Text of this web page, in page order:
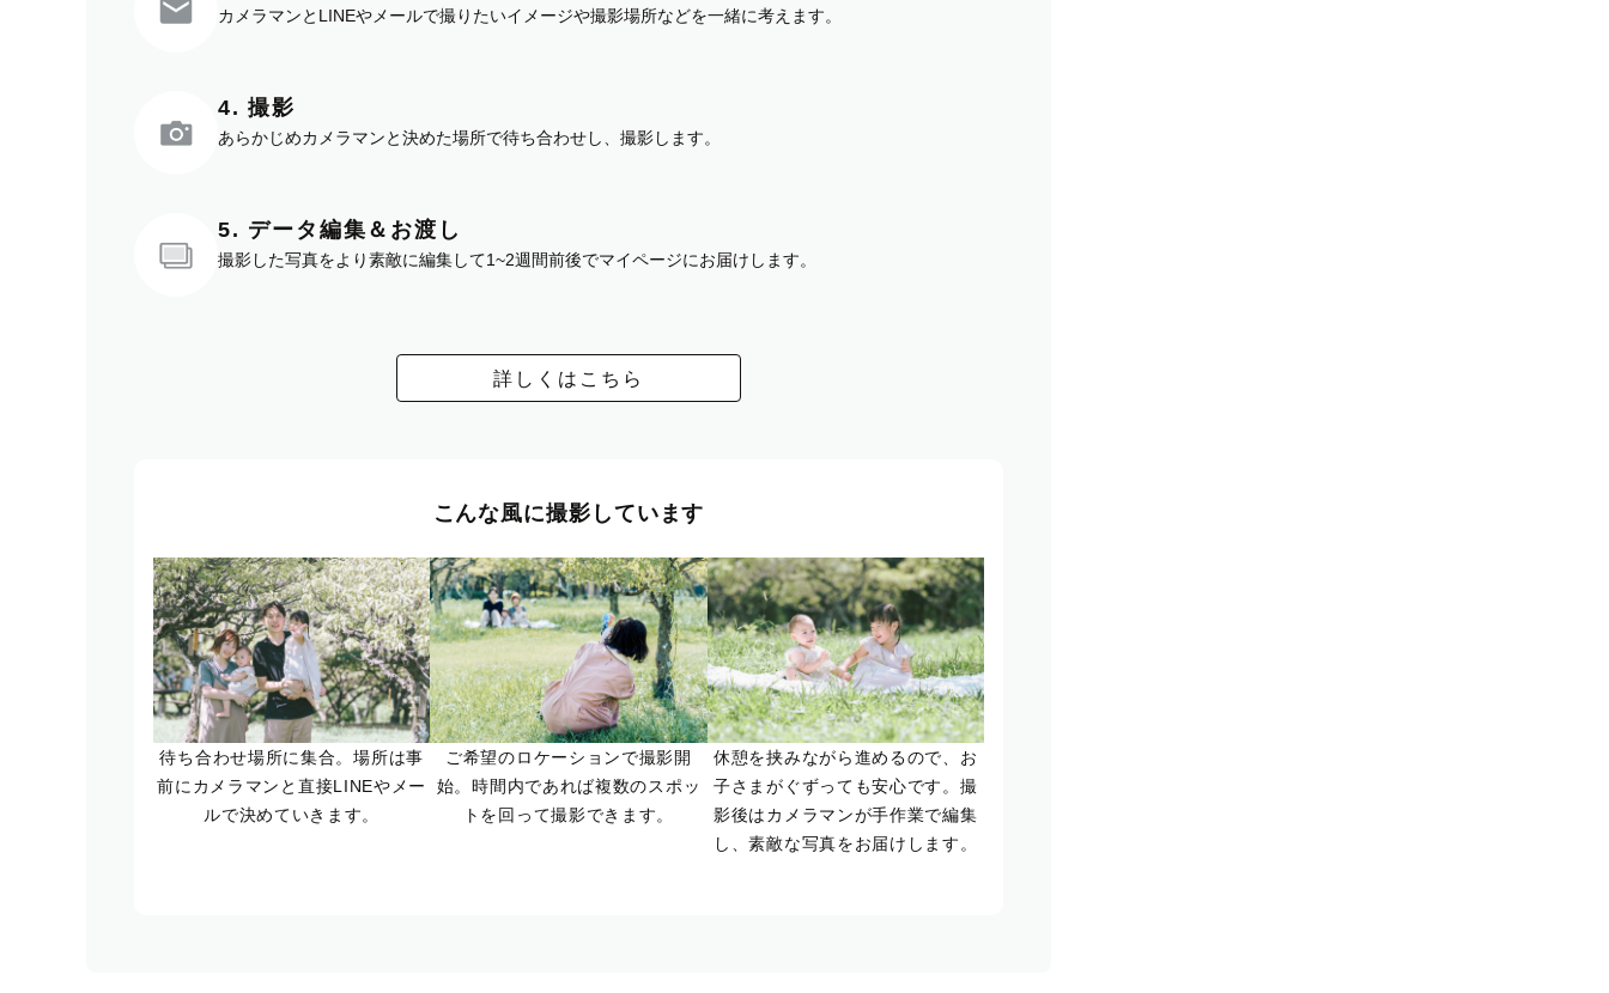
カメラマンとLINEやメールで撮りたいイメージや撮影場所などを一緒に考えます。
4. 撮影
あらかじめカメラマンと決めた場所で待ち合わせし、撮影します。
5. データ編集＆お渡し
撮影した写真をより素敵に編集して1~2週間前後でマイページにお届けします。
詳しくはこちら
こんな風に撮影しています
待ち合わせ場所に集合。場所は事
前にカメラマンと直接LINEやメー
ルで決めていきます。
ご希望のロケーションで撮影開
始。時間内であれば複数のスポッ
トを回って撮影できます。
休憩を挟みながら進めるので、お
子さまがぐずっても安心です。撮
影後はカメラマンが手作業で編集
し、素敵な写真をお届けします。